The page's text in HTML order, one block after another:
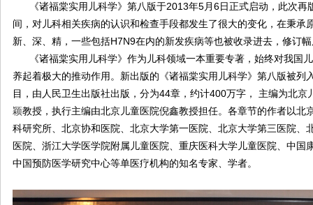
《诸福棠实用儿科学》第八版于2013年5月6日正式启动，此次再
间，对儿科相关疾病的认识和检查手段都发生了很大的变化，在秉承
新、深、精，一些包括H7N9在内的新发疾病等也被收录进去，修订
《诸福棠实用儿科学》作为儿科领域一本重要专著，始终对我国
养起着极大的推动作用。新出版的《诸福棠实用儿科学》第八版被列
目，由人民卫生出版社出版，分为44章，约计400万字， 主编为北京
颖教授，执行主编由北京儿童医院倪鑫教授担任。各章节的作者以北
科研究所、北京协和医院、北京大学第一医院、北京大学第三医院、
医院、浙江大学医学院附属儿童医院、重庆医科大学儿童医院、中国
中国预防医学研究中心等单医疗机构的知名专家、学者。